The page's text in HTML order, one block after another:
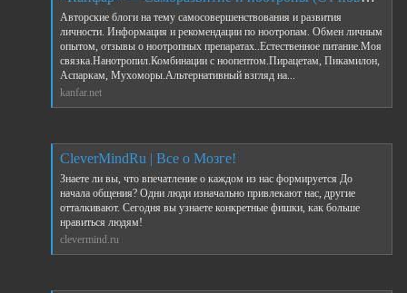
Авторские блоги на тему самосовершенствования и развития
личности. Информация и рекомендации по ноотропам. Обмен личным
опытом, отзывы о ноотропных препаратах..Естественное питание.Моя
связка.Нанотропил.Комбинации с ноопептом.Пирацетам, Пикамилон,
Аспаркам, Мухоморы.Альтернативный взгляд на...
kanfar.net
CleverMindRu | Все о Мозге!
Знаете ли вы, что впечатление о каждом из нас формируется До
начала общения? Одни люди изначально привлекают нас, другие
отталкивают. Сегодня вы узнаете конкретные фишки, как больше
нравиться людям!
clevermind.ru